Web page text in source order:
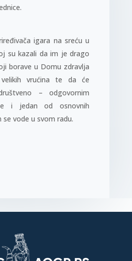
igara na sreću u
su kazali da im je drago
borave u Domu zdravlja
vrućina te da će
– odgovornim
i jedan od osnovnih
vode u svom radu.